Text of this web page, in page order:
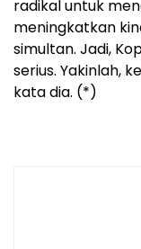
radikal untuk
meningkatkan
simultan. Jadi,
serius. Yakinlah,
kata dia. (*)